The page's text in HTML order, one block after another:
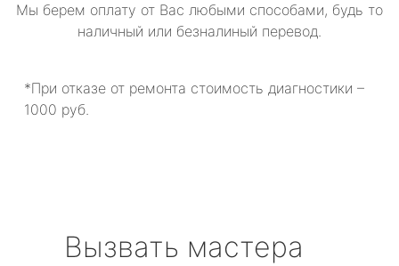
Мы берем оплату от Вас любыми способами, будь то
наличный или безналиный перевод.
*При отказе от ремонта стоимость диагностики –
1000 руб.
Вызвать мастера